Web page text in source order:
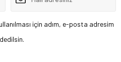
için adım, e-posta adresim